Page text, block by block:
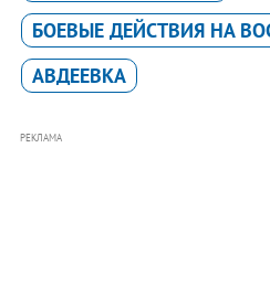
БОЕВЫЕ ДЕЙСТВИЯ НА
АВДЕЕВКА
РЕКЛАМА